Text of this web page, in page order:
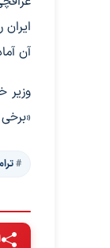
آن
وزیر